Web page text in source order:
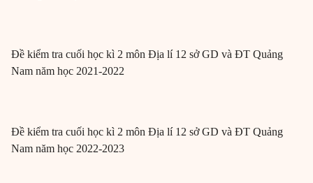
Đề kiểm tra cuối học kì 2 môn Địa lí 12 sở GD và ĐT Quảng
Nam năm học 2021-2022
Đề kiểm tra cuối học kì 2 môn Địa lí 12 sở GD và ĐT Quảng
Nam năm học 2022-2023